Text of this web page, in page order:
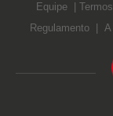
Equipe
Regulamento
A